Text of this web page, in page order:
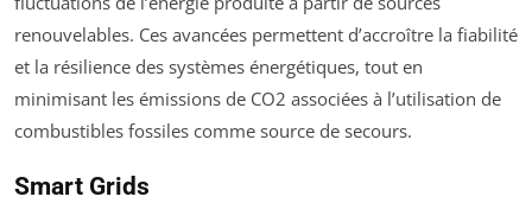
renouvelables. Ces avancées permettent d’accroître la fiabilité
et la résilience des systèmes énergétiques, tout en
minimisant les émissions de CO2 associées à l’utilisation de
combustibles fossiles comme source de secours.
Smart Grids